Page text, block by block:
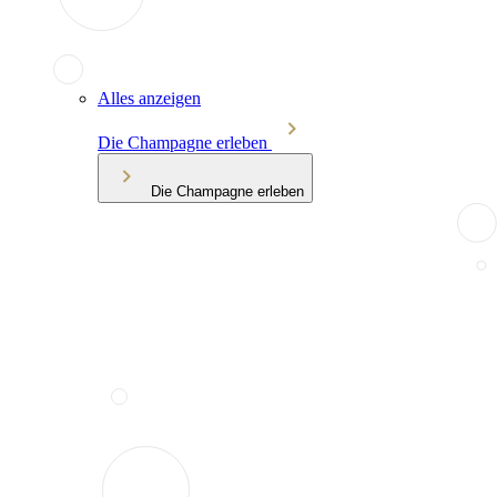
Alles anzeigen
Die Champagne erleben
Die Champagne erleben